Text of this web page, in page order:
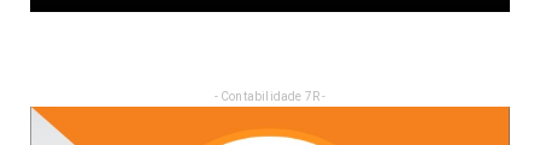
- Contabilidade 7R -